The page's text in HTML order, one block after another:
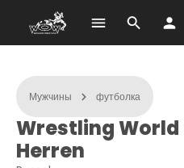
Перейти к основному
Мужчины футболка
Wrestling
Herren